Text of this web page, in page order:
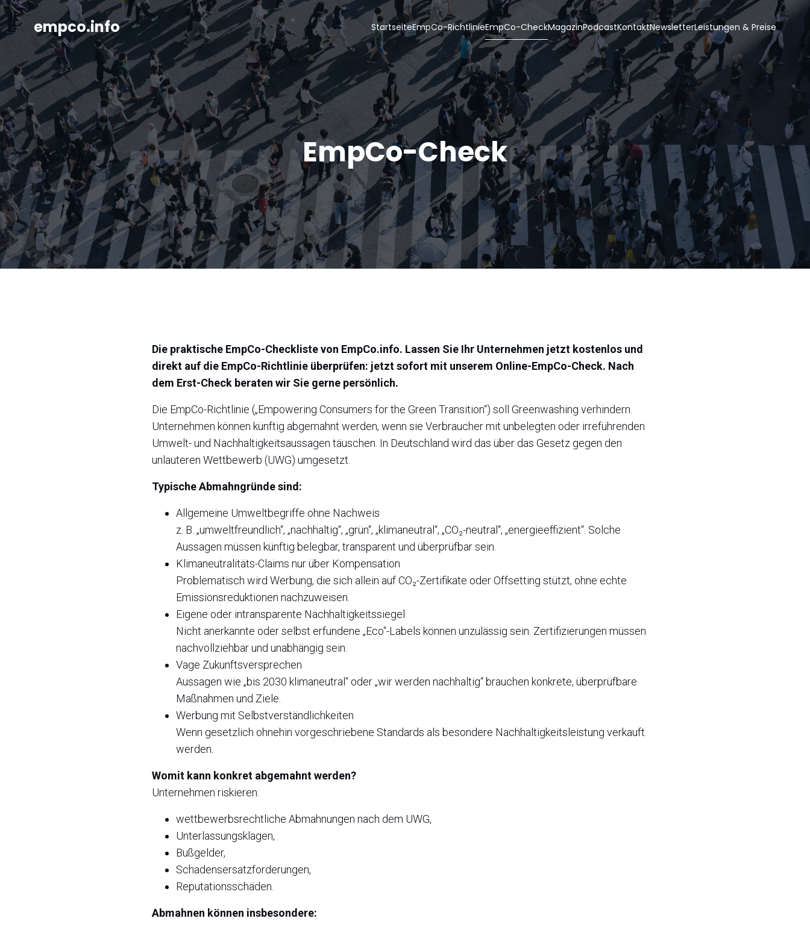
empco.info StartseiteEmpCo-RichtlinieEmpCo-CheckMagazinPodcastKontaktNewsletterLeistungen & Preise
EmpCo-Check
Die praktische EmpCo-Checkliste von EmpCo.info. Lassen Sie Ihr Unternehmen jetzt kostenlos und
direkt auf die EmpCo-Richtlinie überprüfen: jetzt sofort mit unserem Online-EmpCo-Check. Nach
dem Erst-Check beraten wir Sie gerne persönlich.
Die EmpCo-Richtlinie („Empowering Consumers for the Green Transition“) soll Greenwashing verhindern.
Unternehmen können künftig abgemahnt werden, wenn sie Verbraucher mit unbelegten oder irreführenden
Umwelt- und Nachhaltigkeitsaussagen täuschen. In Deutschland wird das über das Gesetz gegen den
unlauteren Wettbewerb (UWG) umgesetzt.
Typische Abmahngründe sind:
Allgemeine Umweltbegriffe ohne Nachweis
z. B. „umweltfreundlich“, „nachhaltig“, „grün“, „klimaneutral“, „CO₂-neutral“, „energieeffizient“. Solche
Aussagen müssen künftig belegbar, transparent und überprüfbar sein.
Klimaneutralitäts-Claims nur über Kompensation
Problematisch wird Werbung, die sich allein auf CO₂-Zertifikate oder Offsetting stützt, ohne echte
Emissionsreduktionen nachzuweisen.
Eigene oder intransparente Nachhaltigkeitssiegel
Nicht anerkannte oder selbst erfundene „Eco“-Labels können unzulässig sein. Zertifizierungen müssen
nachvollziehbar und unabhängig sein.
Vage Zukunftsversprechen
Aussagen wie „bis 2030 klimaneutral“ oder „wir werden nachhaltig“ brauchen konkrete, überprüfbare
Maßnahmen und Ziele.
Werbung mit Selbstverständlichkeiten
Wenn gesetzlich ohnehin vorgeschriebene Standards als besondere Nachhaltigkeitsleistung verkauft
werden.
Womit kann konkret abgemahnt werden?
Unternehmen riskieren:
wettbewerbsrechtliche Abmahnungen nach dem UWG,
Unterlassungsklagen,
Bußgelder,
Schadensersatzforderungen,
Reputationsschäden.
Abmahnen können insbesondere: